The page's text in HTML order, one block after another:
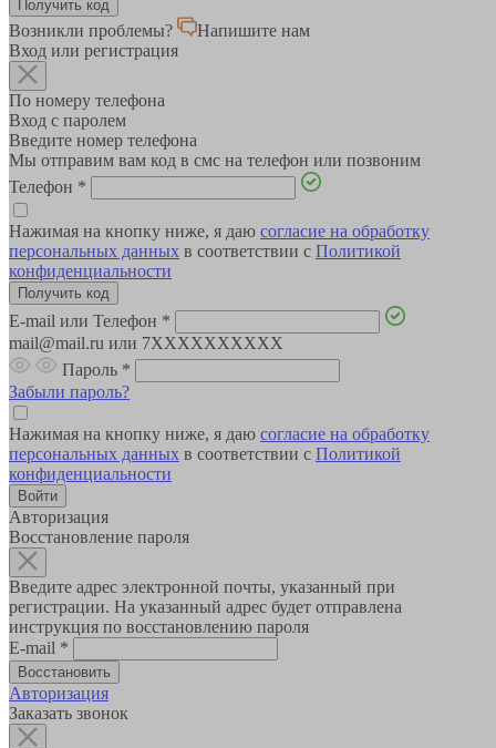
Возникли проблемы?
Напишите нам
Вход или регистрация
По номеру телефона
Вход с паролем
Введите номер телефона
Мы отправим вам код в смс на телефон или позвоним
Телефон *
Нажимая на кнопку ниже, я даю согласие на обработку
персональных данных в соответствии с Политикой
конфиденциальности
E-mail или Телефон *
mail@mail.ru или 7XXXXXXXXXX
Пароль *
Забыли пароль?
Нажимая на кнопку ниже, я даю согласие на обработку
персональных данных в соответствии с Политикой
конфиденциальности
Авторизация
Восстановление пароля
Введите адрес электронной почты, указанный при
регистрации. На указанный адрес будет отправлена
инструкция по восстановлению пароля
E-mail *
Авторизация
Заказать звонок